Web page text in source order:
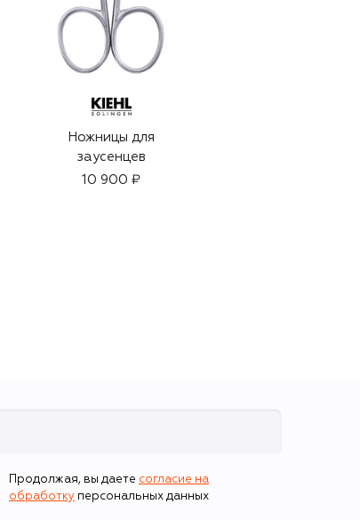
Ножницы для
заусенцев
10 900 ₽
Продолжая, вы даете согласие на
обработку персональных данных